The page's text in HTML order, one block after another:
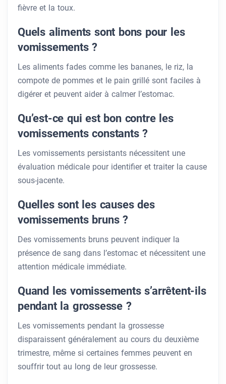
fièvre et la toux.
Quels aliments sont bons pour les
vomissements ?
Les aliments fades comme les bananes, le riz, la
compote de pommes et le pain grillé sont faciles à
digérer et peuvent aider à calmer l’estomac.
Qu’est-ce qui est bon contre les
vomissements constants ?
Les vomissements persistants nécessitent une
évaluation médicale pour identifier et traiter la cause
sous-jacente.
Quelles sont les causes des
vomissements bruns ?
Des vomissements bruns peuvent indiquer la
présence de sang dans l’estomac et nécessitent une
attention médicale immédiate.
Quand les vomissements s’arrêtent-ils
pendant la grossesse ?
Les vomissements pendant la grossesse
disparaissent généralement au cours du deuxième
trimestre, même si certaines femmes peuvent en
souffrir tout au long de leur grossesse.